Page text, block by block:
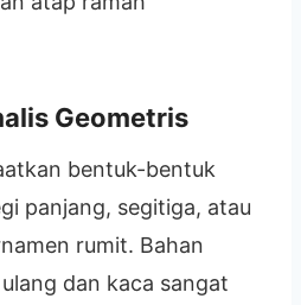
Geometris
bentuk-bentuk
panjang, segitiga, atau
rumit. Bahan
dan kaca sangat